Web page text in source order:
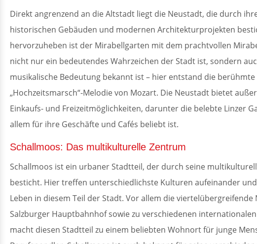
Direkt angrenzend an die Altstadt liegt die Neustadt, die durch
historischen Gebäuden und modernen Architekturprojekten
hervorzuheben ist der Mirabellgarten mit dem prachtvollen
nicht nur ein bedeutendes Wahrzeichen der Stadt ist, sondern
musikalische Bedeutung bekannt ist – hier entstand die berühmte
„Hochzeitsmarsch“-Melodie von Mozart. Die Neustadt bietet
Einkaufs- und Freizeitmöglichkeiten, darunter die belebte Linzer
allem für ihre Geschäfte und Cafés beliebt ist.
Schallmoos: Das multikulturelle Zentrum
Schallmoos ist ein urbaner Stadtteil, der durch seine
besticht. Hier treffen unterschiedlichste Kulturen aufeinander
Leben in diesem Teil der Stadt. Vor allem die viertelübergreifende
Salzburger Hauptbahnhof sowie zu verschiedenen
macht diesen Stadtteil zu einem beliebten Wohnort für junge